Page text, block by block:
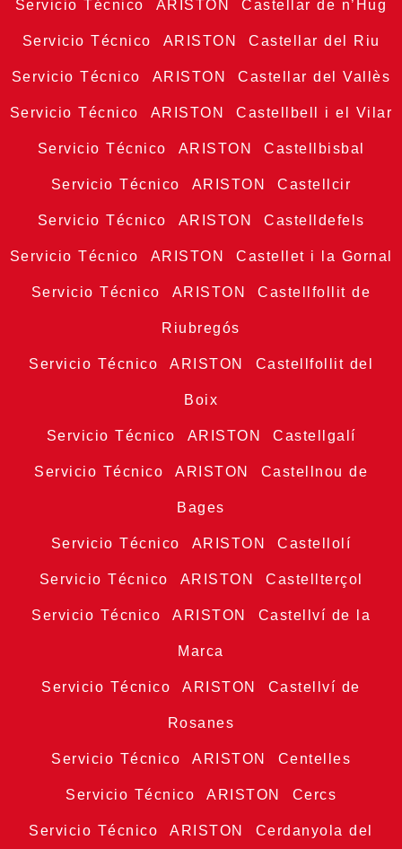
Servicio Técnico ARISTON Castellar de n’Hug
Servicio Técnico ARISTON Castellar del Riu
Servicio Técnico ARISTON Castellar del Vallès
Servicio Técnico ARISTON Castellbell i el Vilar
Servicio Técnico ARISTON Castellbisbal
Servicio Técnico ARISTON Castellcir
Servicio Técnico ARISTON Castelldefels
Servicio Técnico ARISTON Castellet i la Gornal
Servicio Técnico ARISTON Castellfollit de
Riubregós
Servicio Técnico ARISTON Castellfollit del
Boix
Servicio Técnico ARISTON Castellgalí
Servicio Técnico ARISTON Castellnou de
Bages
Servicio Técnico ARISTON Castellolí
Servicio Técnico ARISTON Castellterçol
Servicio Técnico ARISTON Castellví de la
Marca
Servicio Técnico ARISTON Castellví de
Rosanes
Servicio Técnico ARISTON Centelles
Servicio Técnico ARISTON Cercs
Servicio Técnico ARISTON Cerdanyola del